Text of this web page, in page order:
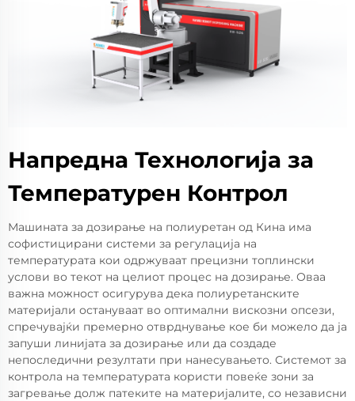
Напредна Технологија за
Температурен Контрол
Машината за дозирање на полиуретан од Кина има
софистицирани системи за регулација на
температурата кои одржуваат прецизни топлински
услови во текот на целиот процес на дозирање. Оваа
важна можност осигурува дека полиуретанските
материјали остануваат во оптимални вискозни опсези,
спречувајќи премерно отврднување кое би можело да ја
запуши линијата за дозирање или да создаде
непоследични резултати при нанесувањето. Системот за
контрола на температурата користи повеќе зони за
загревање долж патеките на материјалите, со независни